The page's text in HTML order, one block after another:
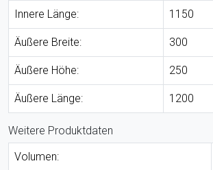
Innere Länge: 1150
Äußere Breite: 300
Äußere Höhe: 250
Äußere Länge: 1200
Weitere Produktdaten
Volumen: